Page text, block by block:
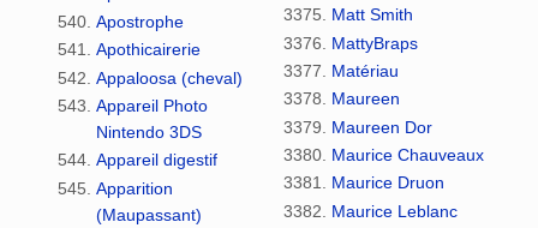
Apostrophe
Apothicairerie
Appaloosa (cheval)
Appareil Photo
Nintendo 3DS
Appareil digestif
Apparition
(Maupassant)
Matt Smith
MattyBraps
Matériau
Maureen
Maureen Dor
Maurice Chauveaux
Maurice Druon
Maurice Leblanc